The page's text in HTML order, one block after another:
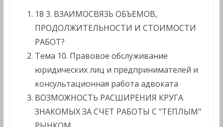
18 3. ВЗАИМОСВЯЗЬ ОБЪЕМОВ,
ПРОДОЛЖИТЕЛЬНОСТИ И СТОИМОСТИ
РАБОТ?
Тема 10. Правовое обслуживание
юридических лиц и предпринимателей и
консультационная работа адвоката
ВОЗМОЖНОСТЬ РАСШИРЕНИЯ КРУГА
ЗНАКОМЫХ ЗА СЧЕТ РАБОТЫ С "ТЕПЛЫМ"